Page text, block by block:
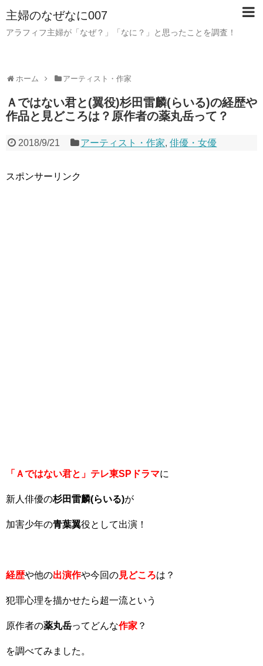
主婦のなぜなに007
アラフィフ主婦が「なぜ？」「なに？」と思ったことを調査！
ホーム アーティスト・作家
Ａではない君と(翼役)杉田雷麟(らいる)の経歴や
作品と見どころは？原作者の薬丸岳って？
2018/9/21 アーティスト・作家,俳優・女優
スポンサーリンク
「Ａではない君と」 テレ東SPドラマに
新人俳優の杉田雷麟(らいる)が
加害少年の青葉翼役として出演！
経歴や他の出演作や今回の見どころは？
犯罪心理を描かせたら超一流という
原作者の薬丸岳ってどんな作家 ？
を調べてみました。